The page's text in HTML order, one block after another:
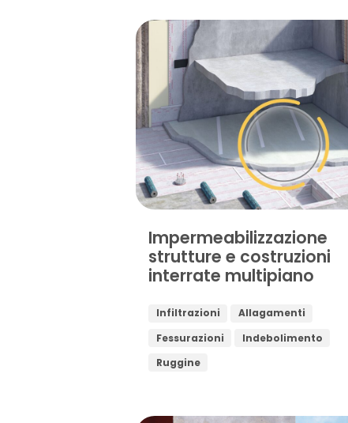
Impermeabilizzazione
strutture e costruzioni
interrate multipiano
Infiltrazioni
Allagamenti
Fessurazioni
Indebolimento
Ruggine